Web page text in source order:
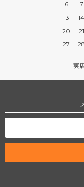
6
7
13
14
20
21
27
28
実